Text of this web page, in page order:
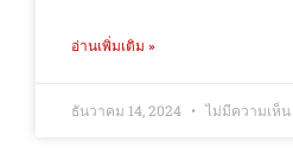
อ่านเพิ่มเติม »
ธันวาคม 14, 2024 ไม่มีความเห็น